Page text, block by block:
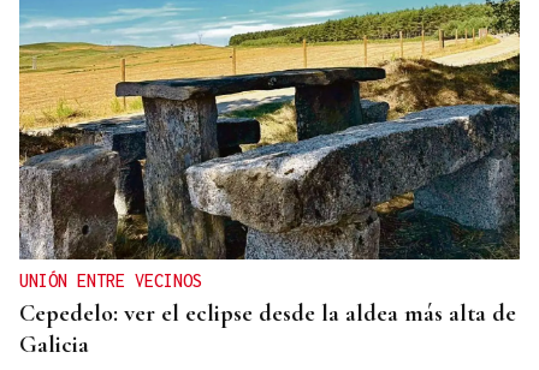
UNIÓN ENTRE VECINOS
Cepedelo: ver el eclipse desde la aldea más alta de
Galicia